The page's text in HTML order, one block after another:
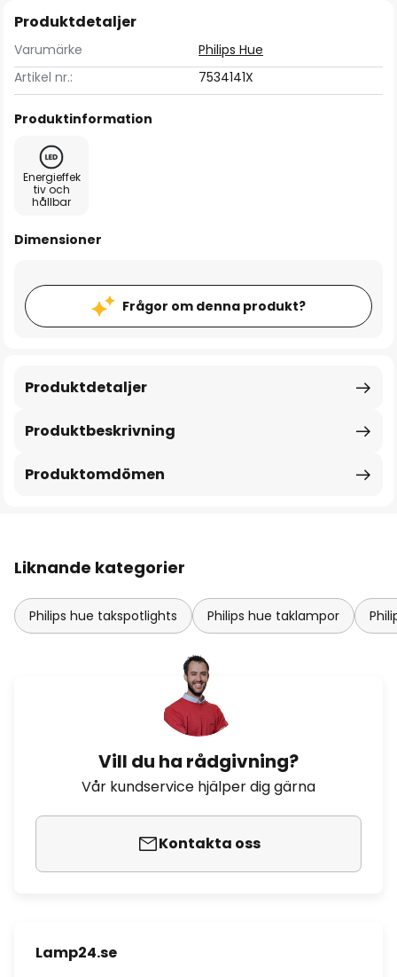
Produktdetaljer
Varumärke
Philips Hue
Artikel nr.:
7534141X
Produktinformation
Energieffek
tiv och
hållbar
Dimensioner
Frågor om denna produkt?
Produktbeskrivning
Produktdetaljer
Produktomdömen
Liknande kategorier
Philips hue takspotlights Philips hue taklampor
Vill du ha rådgivning?
Vår kundservice hjälper dig gärna
Kontakta oss
Lamp24.se